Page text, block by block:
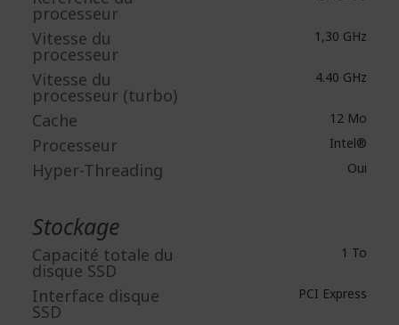
processeur
Vitesse du
processeur
1,30 GHz
Vitesse du
processeur (turbo)
4.40 GHz
Cache 12 Mo
Processeur Intel®
Hyper-Threading Oui
Stockage
Capacité totale du
disque SSD
1 To
Interface disque
SSD
PCI Express